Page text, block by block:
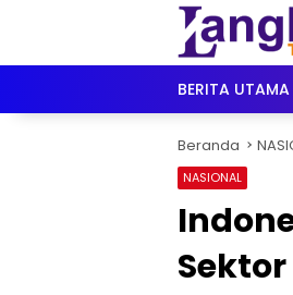
BERITA UTAMA
Beranda
NASIONAL